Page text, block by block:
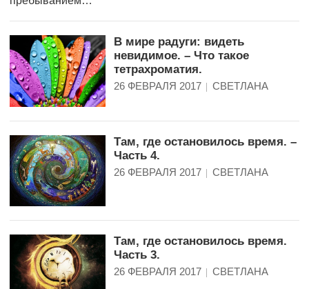
В мире радуги: видеть
невидимое. – Что такое
тетрахроматия.
26 ФЕВРАЛЯ 2017 СВЕТЛАНА
Там, где остановилось время. –
Часть 4.
26 ФЕВРАЛЯ 2017 СВЕТЛАНА
Там, где остановилось время.
Часть 3.
26 ФЕВРАЛЯ 2017 СВЕТЛАНА